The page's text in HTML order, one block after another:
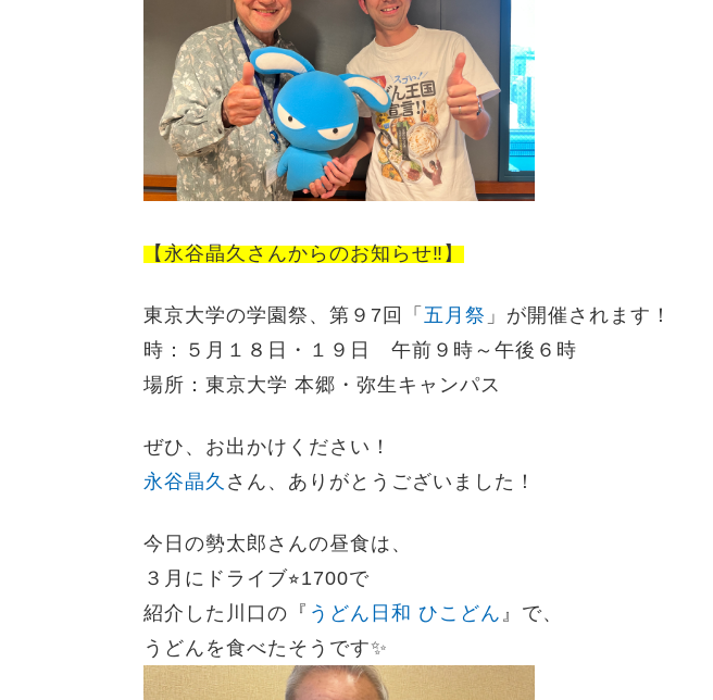
【永谷晶久さんからのお知らせ‼️】
東京大学の学園祭、第９7回「 五月祭 」が開催されます！
時：５月１８日・１９日 午前９時～午後６時
場所：東京大学 本郷・弥生キャンパス
ぜひ、お出かけください！
永谷晶久 さん、ありがとうございました！
今日の勢太郎さんの昼食は、
３月にドライブ⭐︎1700で
紹介した川口の『 うどん日和 ひこどん 』で、
うどんを食べたそうです✨